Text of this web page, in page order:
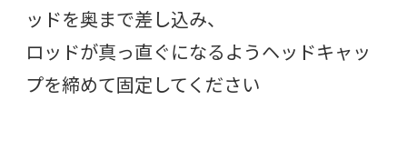
ッドを奥まで差し込み、
ロッドが真っ直ぐになるようヘッドキャッ
プを締めて固定してください